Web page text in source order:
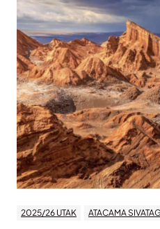
2025/26 UTAK ATACAMA